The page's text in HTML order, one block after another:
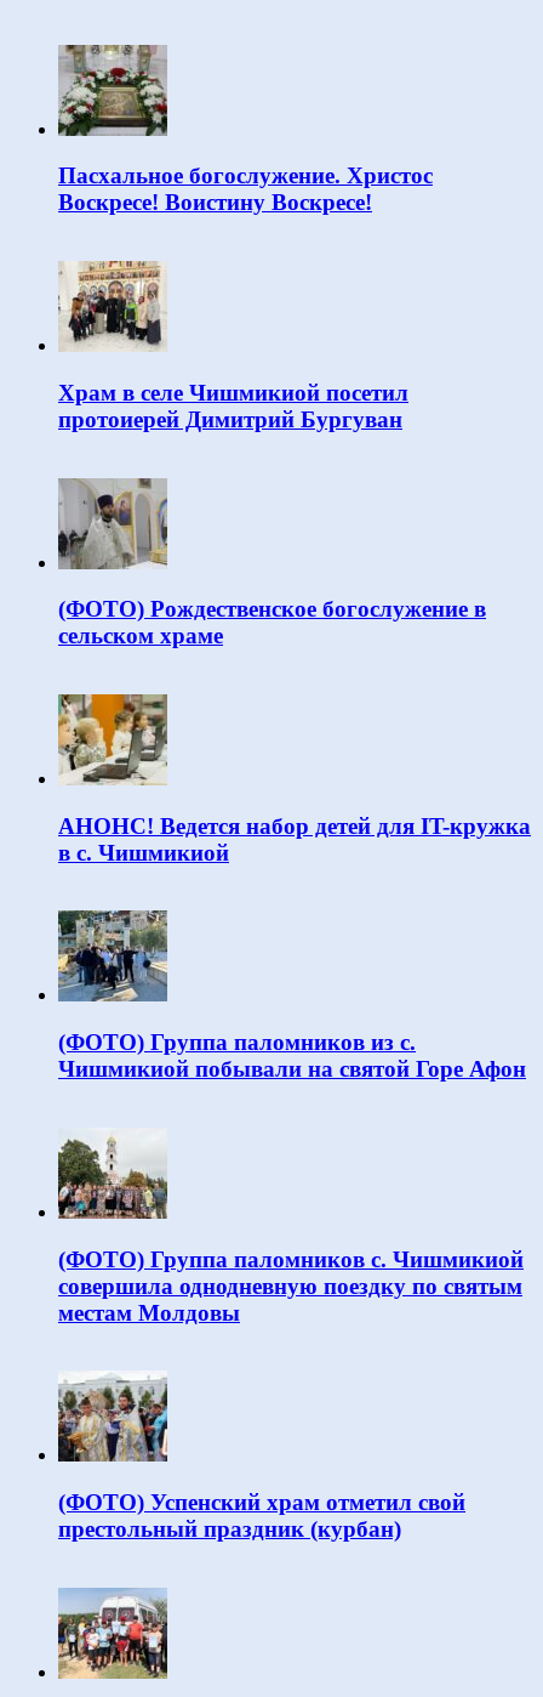
Пасхальное богослужение. Христос
Воскресе! Воистину Воскресе!
Храм в селе Чишмикиой посетил
протоиерей Димитрий Бургуван
(ФОТО) Рождественское богослужение в
сельском храме
АНОНС! Ведется набор детей для IT-кружка
в с. Чишмикиой
(ФОТО) Группа паломников из с.
Чишмикиой побывали на святой Горе Афон
(ФОТО) Группа паломников с. Чишмикиой
совершила однодневную поездку по святым
местам Молдовы
(ФОТО) Успенский храм отметил свой
престольный праздник (курбан)